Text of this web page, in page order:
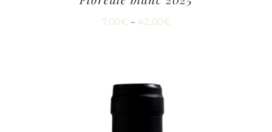
7,00€ – 42,00€